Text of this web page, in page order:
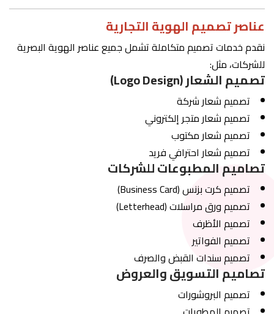
عناصر تصميم الهوية التجارية
نقدم خدمات تصميم متكاملة تشمل جميع عناصر الهوية البصرية
للشركات، مثل:
تصميم الشعار (Logo Design)
تصميم شعار شركة
تصميم شعار متجر إلكتروني
تصميم شعار مكتوب
تصميم شعار احترافي فريد
تصاميم المطبوعات للشركات
تصميم كرت بزنس (Business Card)
تصميم ورق مراسلات (Letterhead)
تصميم الأظرف
تصميم الفواتير
تصميم سندات القبض والصرف
تصاميم التسويق والعروض
تصميم البروشورات